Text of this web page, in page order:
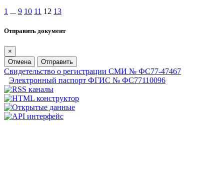
1 ... 9 10 11 12 13
Отправить документ
×
Отмена
Отправить
Свидетельство о регистрации СМИ № ФС77-47467
Электронный паспорт ФГИС № ФС77110096